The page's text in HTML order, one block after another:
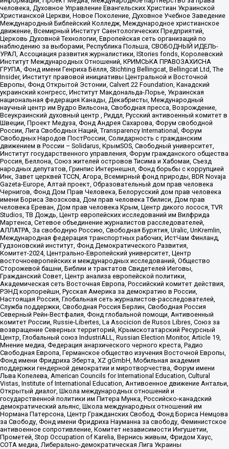
человека, Духовное Управление Евангельских Христиан Украинской
Христианской Церкви, Новое Поколение, Духовное Учебное Заведение
Международный Библейский Колледж, Международное христианское
движение, Всемирный Институт Саентологических Предприятий,
Церковь Духовной Технологии, Европейская сеть организаций по
наблюдению за выборами, Республика Польша, СВОБОДНЫЙ ИДЕЛЬ-
УРАЛ, Ассоциация развития журналистики, IStories fonds, Королевский
Институт Международных Отношений, КРИМСЬКА ПРАВОЗАХИСНА
ГРУПА, Фонд имени Генриха Бёлля, Stichting Bellingcat, Bellingcat Ltd, The
Insider, Институт правовой инициативы Центральной и Восточной
Европы, Фонд Открытой Эстонии, Calvert 22 Foundation, Канадский
украинский конгресс, Институт Макдональда-Лорье, Украинская
национальная федерация Канады, Декабристы, Международный
научный центр им Вудро Вильсона, Свободная пресса, Возрождение,
Всеукраинский духовный центр , Риддл, Русский антивоенный комитет в
Швеции, Проект Медуза, Фонд Андрея Сахарова, Форум свободной
России, Лига Свободных Наций, Transparеncy International, Форум
Свободных Народов ПостРоссии, Солидарность с гражданским
движением в России – Solidarus, КрымSOS, Свободный университет,
Институт государственного управления, Форум гражданского общества
Россия, Беллона, Союз жителей островов Тисима и Хабомаи, Съезд
народных депутатов, Гринпис Интернешнл, Фонд борьбы с коррупцией
Инк, Завет церквей TCCN, Агора, Всемирный фонд природы, BDR Novaja
Gazeta-Europe, Алтай проект, Образовательный дом прав человека
Чернигов, Фонд Дом Прав Человека, Белорусский дом прав человека
имени Бориса Звозскова, Дом прав человека Тбилиси, Дом прав
человека Ереван, Дом прав человека Крым, Центр дикого лосося, TVR
Studios, ТВ Дождь, Центр европейских исследований им Вилфрида
Мартенса, Сетевое объединение журналистов расследователей,
АЛЛАТРА, За свободную Россию, Свободная Бурятия, Uralic, UnKremlin,
Международная федерация транспортных рабочих, ИстЧам Финланд,
Гудзоновский институт, Фонд Демократического Развития,
Комитет-2024, Центрально-Европейский университет, Центр
восточноевропейских и международных исследований, Общество
Сторожевой башни, Библии и трактатов Свидетелей Иеговы,
Гражданский Совет, Центр анализа европейской политики,
Академическая сеть Восточная Европа, Российский комитет действия,
РЭНД корпорейшн, Русская Америка за демократию в России,
Настоящая Россия, Глобальная сеть журналистов-расследователей,
Служба поддержки, Свободная Россия Берлин, Свободная Россия
Северный Рейн-Вестфалия, Фонд глобальной помощи, Антивоенный
комитет России, Russie-Libertes, La Asocicion de Rusos Libres, Союз за
возвращение Северных территорий, Крымскотатарский Ресурсный
Центр, Глобальный союз IndustriALL, Russian Election Monitor, Article 19,
Мнение медиа, Федерация анархического черного креста, Радио
Свободная Европа, Германское общество изучения Восточной Европы,
Фонд имени Фридриха Эберта, XZ gGmbH, Мобильная академия
поддержки гендерной демократии и миротворчества, Форум имени
Льва Копелева, American Councils for International Education, Cultural
Vistas, Institute of International Education, Антивоенное движение Антальи,
Открытый диалог, Школа международных отношений и
государственной политики им Питера Мунка, Российско-канадский
демократический альянс, Школа международных отношений им
Нормана Патерсона, Центр Гражданских Свобод, Фонд Бориса Немцова
за Свободу, Фонд имени Фридриха Науманна за свободу, Феминистское
антивоенное сопротивление, Комитет независимости Ингушетии,
Прометей, Stop Occupation of Karelia, Вернись живым, Фридом Хаус,
СОТА медиа, Либерально-демократическая Лига Украины